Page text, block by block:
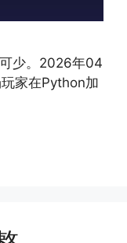
少。2026年04
家在Python加